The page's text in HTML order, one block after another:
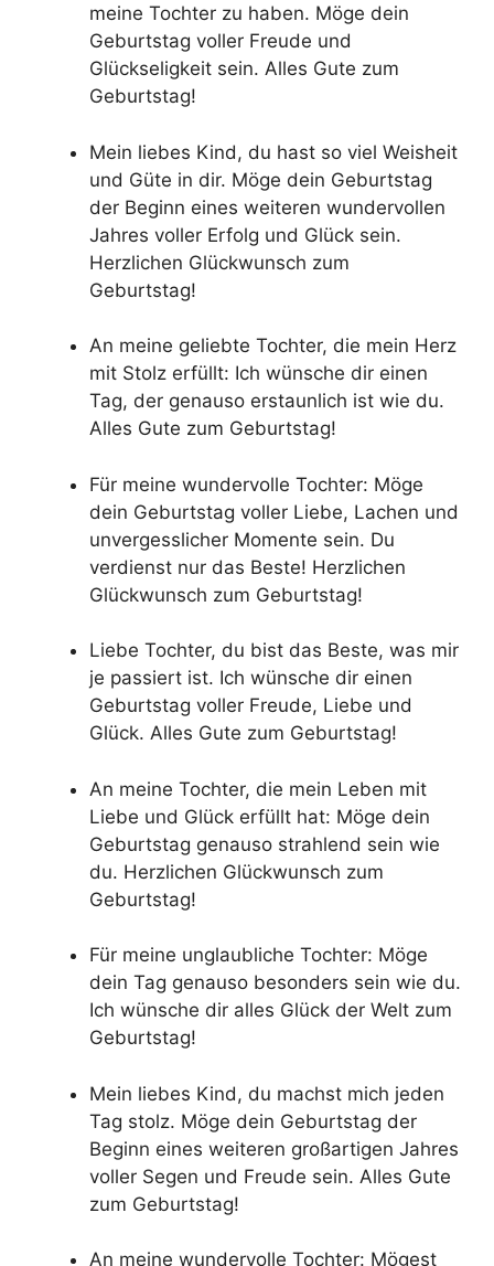
meine Tochter zu haben. Möge dein
Geburtstag voller Freude und
Glückseligkeit sein. Alles Gute zum
Geburtstag!
Mein liebes Kind, du hast so viel Weisheit
und Güte in dir. Möge dein Geburtstag
der Beginn eines weiteren wundervollen
Jahres voller Erfolg und Glück sein.
Herzlichen Glückwunsch zum
Geburtstag!
An meine geliebte Tochter, die mein Herz
mit Stolz erfüllt: Ich wünsche dir einen
Tag, der genauso erstaunlich ist wie du.
Alles Gute zum Geburtstag!
Für meine wundervolle Tochter: Möge
dein Geburtstag voller Liebe, Lachen und
unvergesslicher Momente sein. Du
verdienst nur das Beste! Herzlichen
Glückwunsch zum Geburtstag!
Liebe Tochter, du bist das Beste, was mir
je passiert ist. Ich wünsche dir einen
Geburtstag voller Freude, Liebe und
Glück. Alles Gute zum Geburtstag!
An meine Tochter, die mein Leben mit
Liebe und Glück erfüllt hat: Möge dein
Geburtstag genauso strahlend sein wie
du. Herzlichen Glückwunsch zum
Geburtstag!
Für meine unglaubliche Tochter: Möge
dein Tag genauso besonders sein wie du.
Ich wünsche dir alles Glück der Welt zum
Geburtstag!
Mein liebes Kind, du machst mich jeden
Tag stolz. Möge dein Geburtstag der
Beginn eines weiteren großartigen Jahres
voller Segen und Freude sein. Alles Gute
zum Geburtstag!
An meine wundervolle Tochter: Mögest